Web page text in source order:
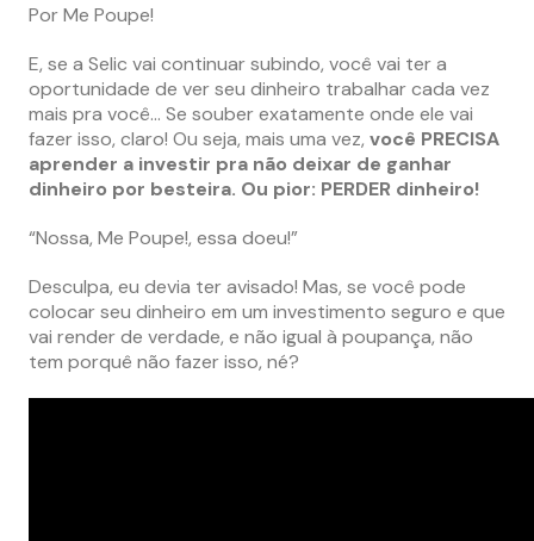
Por Me Poupe!
E, se a Selic vai continuar subindo, você vai ter a
oportunidade de ver seu dinheiro trabalhar cada vez
mais pra você… Se souber exatamente onde ele vai
fazer isso, claro! Ou seja, mais uma vez, você PRECISA
aprender a investir pra não deixar de ganhar
dinheiro por besteira. Ou pior: PERDER dinheiro!
“Nossa, Me Poupe!, essa doeu!”
Desculpa, eu devia ter avisado! Mas, se você pode
colocar seu dinheiro em um investimento seguro e que
vai render de verdade, e não igual à poupança, não
tem porquê não fazer isso, né?